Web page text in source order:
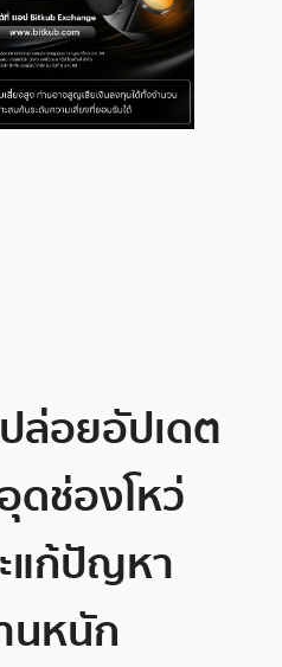
ล่อยอัปเดต
ดช่องโหว่
แก้ปัญหา
นหนัก